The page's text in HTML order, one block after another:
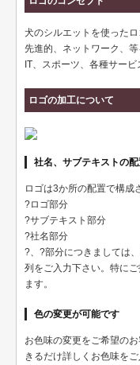
ビジネスモノクロ
ビジネスカラー
フォト名刺（写真・画像
恋する名刺♥
和風名刺
筆名人名刺
IT関係
不動産関係
医療関係
ペット名刺
ショップカード
犬のシルエットを使った
先進的、ネットワーク、
IT、スポーツ、各種サー
ロゴの加工について
社名、サブテキストの配
ロゴは3か所の配置で構成
?ロゴ部分
?サブテキスト部分
?社名部分
?、?部分につきましては
列をご入力下さい。特に
ます。
色の変更が可能です
お色味の変更をご希望の
きるだけ詳しくお色味を